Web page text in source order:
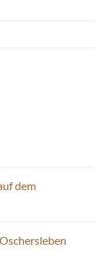
dem